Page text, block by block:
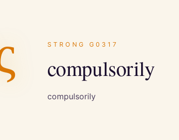
STRONG G0317
compulsorily
compulsorily